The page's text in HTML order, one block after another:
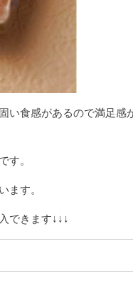
い食感があるので満足感
す。
ます。
できます↓↓↓